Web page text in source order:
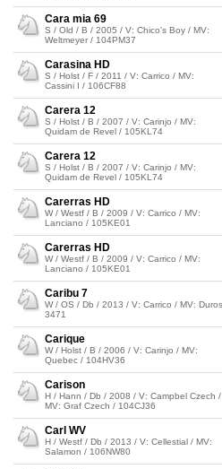
Cara mia 69
S / Old / B / 2005 / V: Chico's Boy / MV:
Weltmeyer / 104PM37
Carasina HD
S / Holst / F / 2011 / V: Carrico / MV:
Cassini I / 106CF88
Carera 12
S / Holst / B / 2007 / V: Carinjo / MV:
Quidam de Revel / 105KL74
Carera 12
S / Holst / B / 2007 / V: Carinjo / MV:
Quidam de Revel / 105KL74
Carerras HD
W / Westf / B / 2009 / V: Carrico / MV:
Lanciano / 105KE01
Carerras HD
W / Westf / B / 2009 / V: Carrico / MV:
Lanciano / 105KE01
Caribu 7
W / OS / Db / 2013 / V: Carrico / MV: Duros
3471
Carique
W / Holst / B / 2006 / V: Carinjo / MV:
Quebec / 104HV36
Carison
H / Hann / Db / 2008 / V: Campbel Czech /
MV: Graf Czech / 104CJ36
Carl WV
H / Westf / Db / 2013 / V: Cellestial / MV:
Salamon / 106NW80